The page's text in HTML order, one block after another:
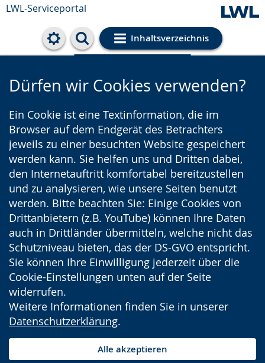
LWL-Serviceportal
Inhaltsverzeichnis
Cookie-Einstellungen
Dürfen wir Cookies verwenden?
Ein Cookie ist eine Textinformation, die im
Browser auf dem Endgerät des Betrachters
jeweils zu einer besuchten Website gespeichert
werden kann. Sie helfen uns und Dritten dabei,
den Internetauftritt komfortabel bereitzustellen
und zu analysieren, wie unsere Seiten benutzt
werden. Bitte beachten Sie: Einige Cookies von
Drittanbietern (z.B. YouTube) können Ihre Daten
auch in Drittländer übermitteln, welche nicht das
Schutzniveau bieten, das der DS-GVO entspricht.
Sie können Ihre Einwilligung jederzeit über die
Cookie-Einstellungen unten auf der Seite
widerrufen.
Weitere Informationen finden Sie in unserer
Datenschutzerklärung.
Alle akzeptieren